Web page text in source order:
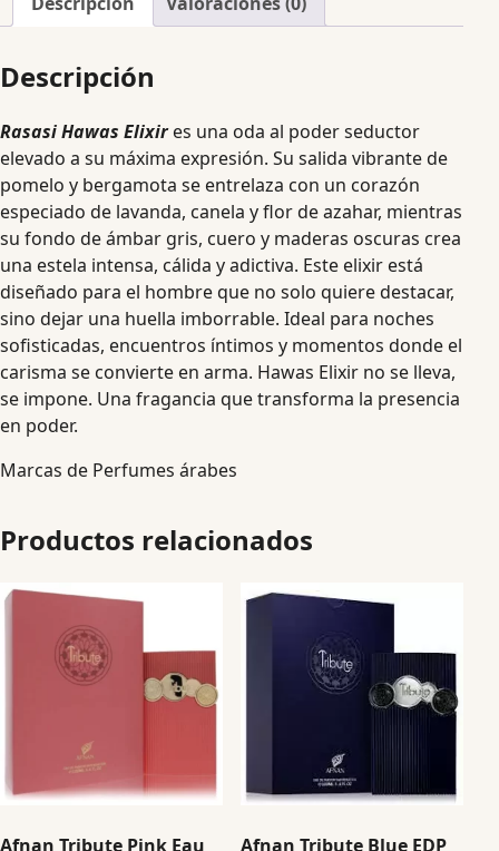
Descripción
Rasasi Hawas Elixires una oda al poder seductor
elevado a su máxima expresión. Su salida vibrante de
pomelo y bergamota se entrelaza con un corazón
especiado de lavanda, canela y flor de azahar, mientras
su fondo de ámbar gris, cuero y maderas oscuras crea
una estela intensa, cálida y adictiva. Este elixir está
diseñado para el hombre que no solo quiere destacar,
sino dejar una huella imborrable. Ideal para noches
sofisticadas, encuentros íntimos y momentos donde el
carisma se convierte en arma. Hawas Elixir no se lleva,
se impone. Una fragancia que transforma la presencia
en poder.
Marcas de Perfumes árabes
Productos relacionados
Afnan Tribute Pink Eau
Afnan Tribute Blue EDP